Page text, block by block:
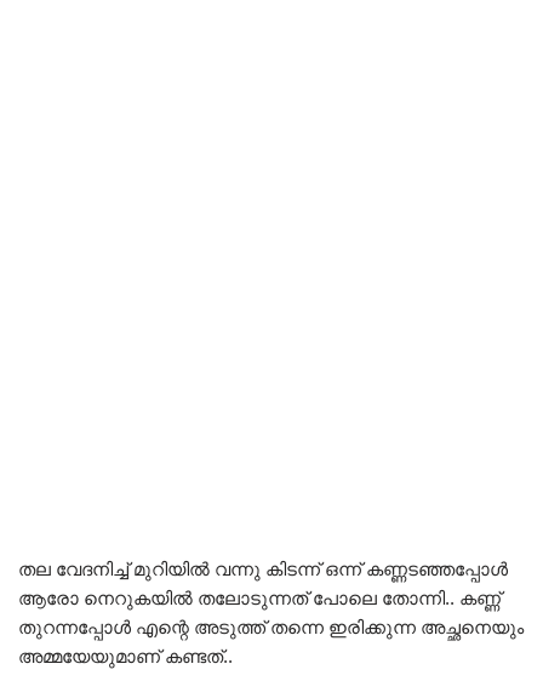
തല വേദനിച്ച് മുറിയിൽ വന്നു കിടന്ന് ഒന്ന് കണ്ണടഞ്ഞപ്പോൾ
ആരോ നെറുകയിൽ തലോടുന്നത് പോലെ തോന്നി.. കണ്ണ്
തുറന്നപ്പോൾ എന്റെ അടുത്ത് തന്നെ ഇരിക്കുന്ന അച്ഛനെയും
അമ്മയേയുമാണ്‌ കണ്ടത്..